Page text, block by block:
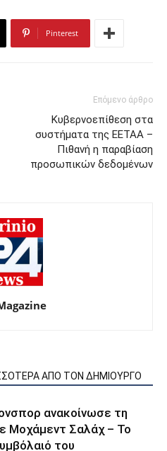
Pinterest
Επόμενο άρθρο
Κυβερνοεπίθεση στα
συστήματα της ΕΕΤΑΑ –
Πιθανή η παραβίαση
προσωπικών δεδομένων
ΑΠΟ ΤΟΝ ΔΗΜΙΟΥΡΓΟ
ανακοίνωσε τη
Μοχάμεντ Σαλάχ – Το
του